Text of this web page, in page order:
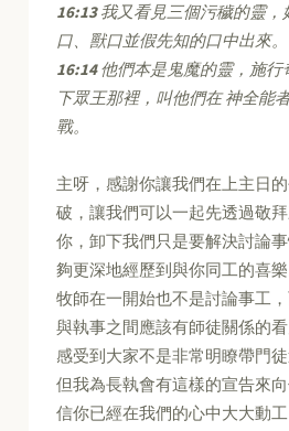
16:13我又看見三個污穢的靈，
口、獸口並假先知的口中出來。
16:14他們本是鬼魔的靈，施行
下眾王那裡，叫他們在 神全能
戰。
主呀，感謝你讓我們在上主日
破，讓我們可以一起先透過敬
你，卸下我們只是要解決討論
夠更深地經歷到與你同工的喜
牧師在一開始也不是討論事工
與執事之間應該有師徒關係的
感受到大家不是非常明瞭帶門
但我為長執會有這樣的宣告來
信你已經在我們的心中大大動